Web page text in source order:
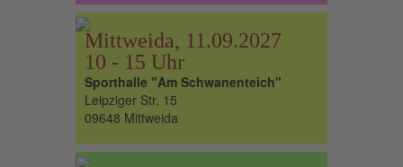
Mittweida, 11.09.2027
10 - 15 Uhr
Sporthalle "Am Schwanenteich"
Leipziger Str. 15
09648 Mittweida